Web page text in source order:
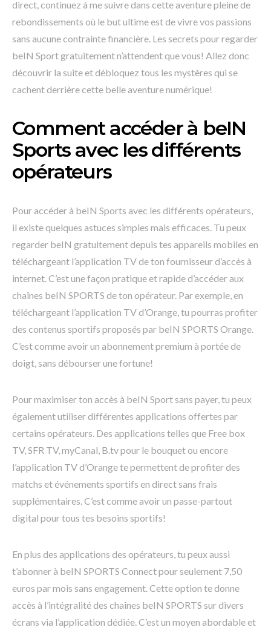
direct, continuez à me suivre dans cette aventure pleine de
rebondissements où le but ultime est de vivre vos passions
sans aucune contrainte financière. Les secrets pour regarder
beIN Sport gratuitement n’attendent que vous! Allez donc
découvrir la suite et débloquez tous les mystères qui se
cachent derrière cette belle aventure numérique!
Comment accéder à beIN
Sports avec les différents
opérateurs
Pour accéder à beIN Sports avec les différents opérateurs,
il existe quelques astuces simples mais efficaces. Tu peux
regarder beIN gratuitement depuis tes appareils mobiles en
téléchargeant l’application TV de ton fournisseur d’accès à
internet. C’est une façon pratique et rapide d’accéder aux
chaînes beIN SPORTS de ton opérateur. Par exemple, en
téléchargeant l’application TV d’Orange, tu pourras profiter
des contenus sportifs proposés par beIN SPORTS Orange.
C’est comme avoir un abonnement premium à portée de
doigt, sans débourser une fortune!
Pour maximiser ton accès à beIN Sport sans payer, tu peux
également utiliser différentes applications offertes par
certains opérateurs. Des applications telles que Free box
TV, SFR TV, myCanal, B.tv pour le bouquet ou encore
l’application TV d’Orange te permettent de profiter des
matchs et événements sportifs en direct sans frais
supplémentaires. C’est comme avoir un passe-partout
digital pour tous tes besoins sportifs!
En plus des applications des opérateurs, tu peux aussi
t’abonner à beIN SPORTS Connect pour seulement 7,50
euros par mois sans engagement. Cette option te donne
accès à l’intégralité des chaînes beIN SPORTS sur divers
écrans via l’application dédiée. C’est un moyen abordable et